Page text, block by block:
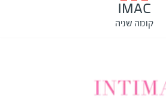
IMAC
קומה שניה